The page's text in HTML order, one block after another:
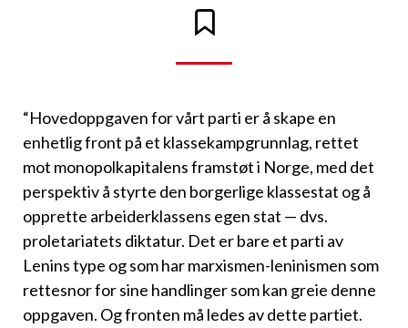
“Hovedoppgaven for vårt parti er å skape en
enhetlig front på et klassekampgrunnlag, rettet
mot monopolkapitalens framstøt i Norge, med det
perspektiv å styrte den borgerlige klassestat og å
opprette arbeiderklassens egen stat — dvs.
proletariatets diktatur. Det er bare et parti av
Lenins type og som har marxismen-leninismen som
rettesnor for sine handlinger som kan greie denne
oppgaven. Og fronten må ledes av dette partiet.